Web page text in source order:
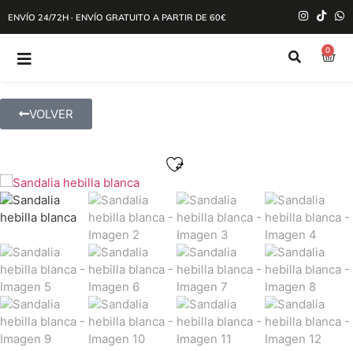
ENVÍO 24/72H · ENVÍO GRATUITO A PARTIR DE 60€
0
VOLVER